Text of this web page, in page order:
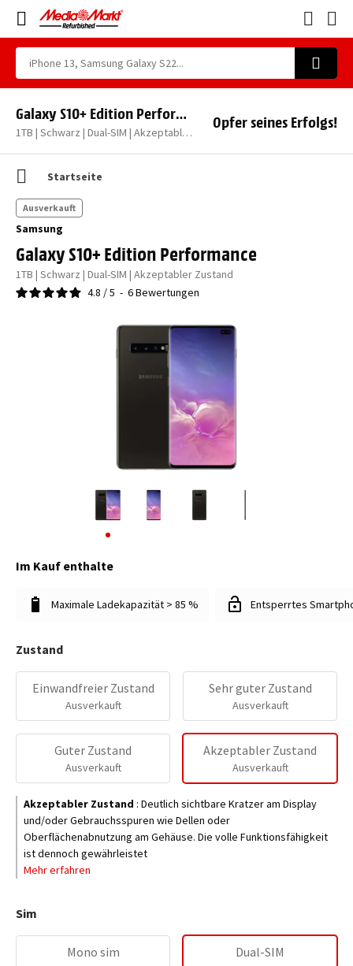
Galaxy S10+ Edition Performance
1TB | Schwarz | Dual-SIM | Akzeptabler Zustand
Opfer seines Erfolgs!
Startseite
Samsung
Galaxy S10+ Edition Performance
1TB | Schwarz | Dual-SIM | Akzeptabler Zustand
4.8 /5 - 6Bewertungen
Ausverkauft
Im Kauf enthalte
Maximale Ladekapazität > 85 % Entsperrtes
Zustand
Einwandfreier Zustand
Ausverkauft
Sehr guter Zustand
Ausverkauft
Guter Zustand
Ausverkauft
Akzeptabler Zustand
Ausverkauft
Akzeptabler Zustand : Deutlich sichtbare Kratzer am Display
und/oder Gebrauchsspuren wie Dellen oder
Oberflächenabnutzung am Gehäuse. Die volle Funktionsfähigkeit
ist dennoch gewährleistet
Mehr erfahren
Sim
Mono sim Dual-SIM